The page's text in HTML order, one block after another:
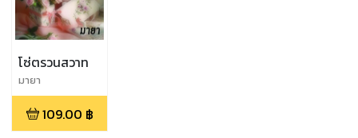
โซ่ตรวนสวาท
มายา
109.00 ฿